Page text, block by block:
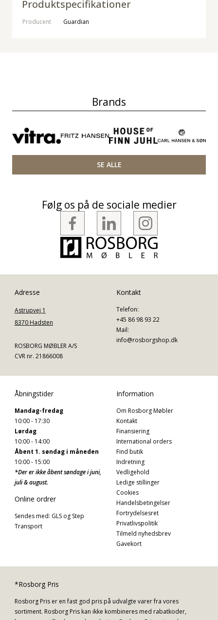
Produktspecifikationer
Producent Guardian
Brands
SE ALLE
Følg os på de sociale medier
Adresse
Astrupvej 1
8370 Hadsten
ROSBORG MØBLER A/S
CVR nr. 21866008
Kontakt
Telefon:
+45 86 98 93 22
Mail:
info@rosborgshop.dk
Åbningstider
Mandag-fredag
10:00 - 17:30
Lørdag
10:00 - 14:00
Åbent 1. søndag i måneden
10:00 - 15:00
*Der er ikke åbent søndage i juni,
juli & august.
Online ordrer
Sendes med: GLS og Step
Transport
Information
Om Rosborg Møbler
Kontakt
Finansiering
International orders
Find butik
Indretning
Vedligehold
Ledige stillinger
Cookies
Handelsbetingelser
Fortrydelsesret
Privatlivspolitik
Tilmeld nyhedsbrev
Gavekort
*Rosborg Pris
Rosborg Pris er en fast god pris på udvalgte varer fra vores
sortiment. Rosborg Pris kan ikke kombineres med rabatkoder,